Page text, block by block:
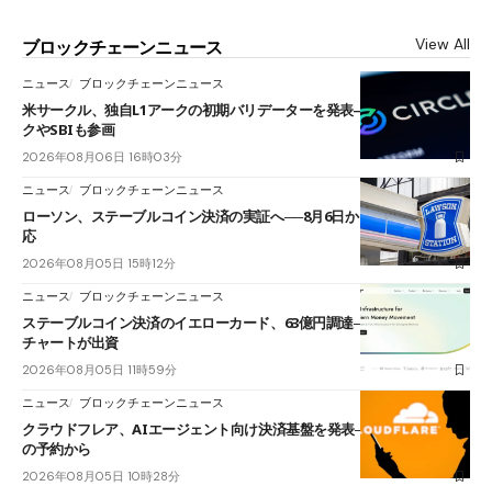
ブロックチェーンニュース View All
ニュース ブロックチェーンニュース
米サークル、独自L1アークの初期バリデーターを発表――ブラックロッ
クやSBIも参画
2026年08月06日 16時03分
ニュース ブロックチェーンニュース
ローソン、ステーブルコイン決済の実証へ──8月6日からJPYCやUSDC対
応
2026年08月05日 15時12分
ニュース ブロックチェーンニュース
ステーブルコイン決済のイエローカード、63億円調達──ソニーやスタン
チャートが出資
2026年08月05日 11時59分
ニュース ブロックチェーンニュース
クラウドフレア、AIエージェント向け決済基盤を発表──まずハンドル名
の予約から
2026年08月05日 10時28分